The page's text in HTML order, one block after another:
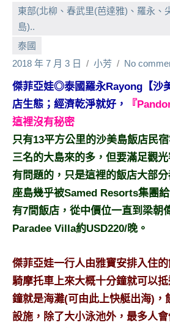
號
節
目
底、
外
景
節
目
主
持、
吳
哥
泰
國
遊
書
者、
各
東部(北柳、春武里(芭達雅)、羅永、
島)..
泰國
2018 年 7 月 3 日
小芳 No
傑菲亞娃◎泰國羅永Rayong【沙
店生態；經濟乾淨就好，
『
這裡沒有秘密
只有13平方公里的沙美島飯店民
三名的大島來的多，但要滿足觀
有問題的，只是這裡的飯店大部
座島幾乎被Samed Resorts集團
有7間飯店，從中價位一直到梁朝
Paradee Villa約USD220/晚。
傑菲亞娃一行人由雅寶安排入住
騎摩托車上來大概十分鐘就可以
鐘就是海灘(可由此上快艇出海)，
設施，除了大小泳池外，最多人